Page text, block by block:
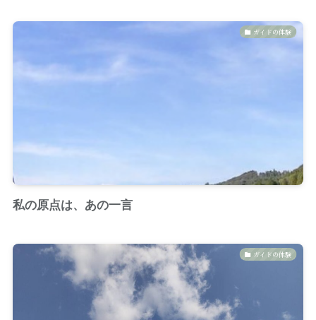
ガイドの体験
私の原点は、あの一言
ガイドの体験